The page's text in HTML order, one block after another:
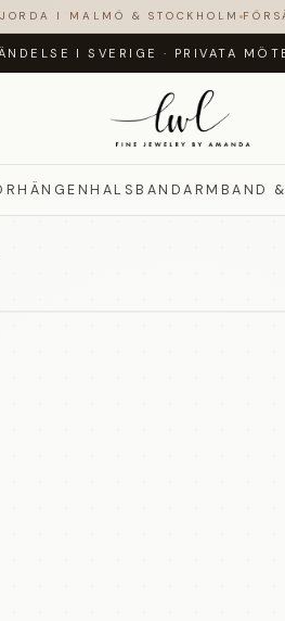
I MALMÖ & STOCKHOLM
I SVERIGE · PRIVATA
HALSBANDARMBAND